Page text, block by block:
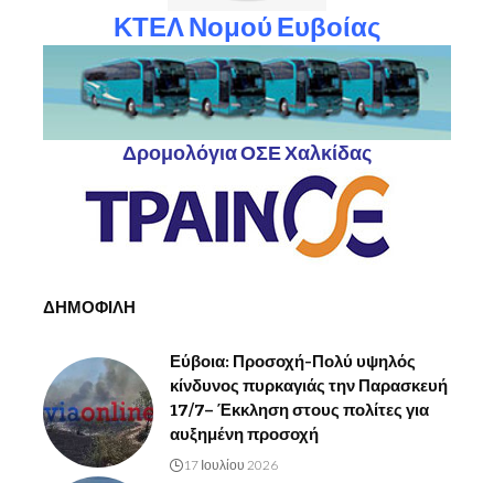
ΚΤΕΛ Νομού Ευβοίας
Δρομολόγια ΟΣΕ Χαλκίδας
ΔΗΜΟΦΙΛΗ
Εύβοια: Προσοχή-Πολύ υψηλός
κίνδυνος πυρκαγιάς την Παρασκευή
17/7– Έκκληση στους πολίτες για
αυξημένη προσοχή
17 Ιουλίου 2026